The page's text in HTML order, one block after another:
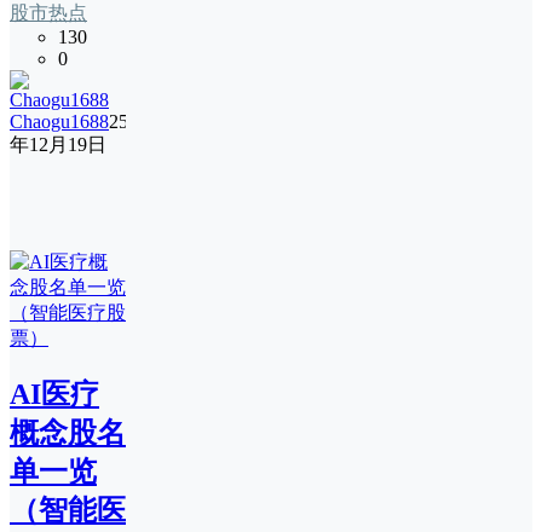
股市热点
130
0
Chaogu168825
年12月19日
AI医疗
概念股名
单一览
（智能医